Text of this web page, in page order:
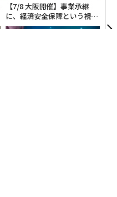
【7/8 大阪開催】事業承継
に、経済安全保障という視点
が加わるとき──経営者が問